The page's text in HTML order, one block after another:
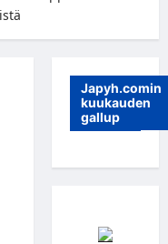
Japyh.comin
kuukauden
gallup